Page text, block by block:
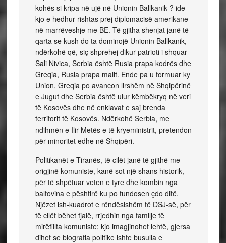
kohës si kripa në ujë në Unionin Ballkanik ? ide
kjo e hedhur rishtas prej diplomacisë amerikane
në marrëveshje me BE. Të gjitha shenjat janë të
qarta se kush do ta dominojë Unionin Ballkanik,
ndërkohë që, siç shprehej dikur patrioti i shquar
Sali Nivica, Serbia është Rusia prapa kodrës dhe
Greqia, Rusia prapa malit. Ende pa u formuar ky
Union, Greqia po avancon lirshëm në Shqipërinë
e Jugut dhe Serbia është ulur këmbëkryq në veri
të Kosovës dhe në enklavat e saj brenda
territorit të Kosovës. Ndërkohë Serbia, me
ndihmën e Ilir Metës e të kryeministrit, pretendon
për minoritet edhe në Shqipëri.
Politikanët e Tiranës, të cilët janë të gjithë me
origjinë komuniste, kanë sot një shans historik,
për të shpëtuar veten e tyre dhe kombin nga
baltovina e pështirë ku po fundosen çdo ditë.
Njëzet ish-kuadrot e rëndësishëm të DSJ-së, për
të cilët bëhet fjalë, rrjedhin nga familje të
mirëfillta komuniste; kjo imagjinohet lehtë, gjersa
dihet se biografia politike ishte busulla e